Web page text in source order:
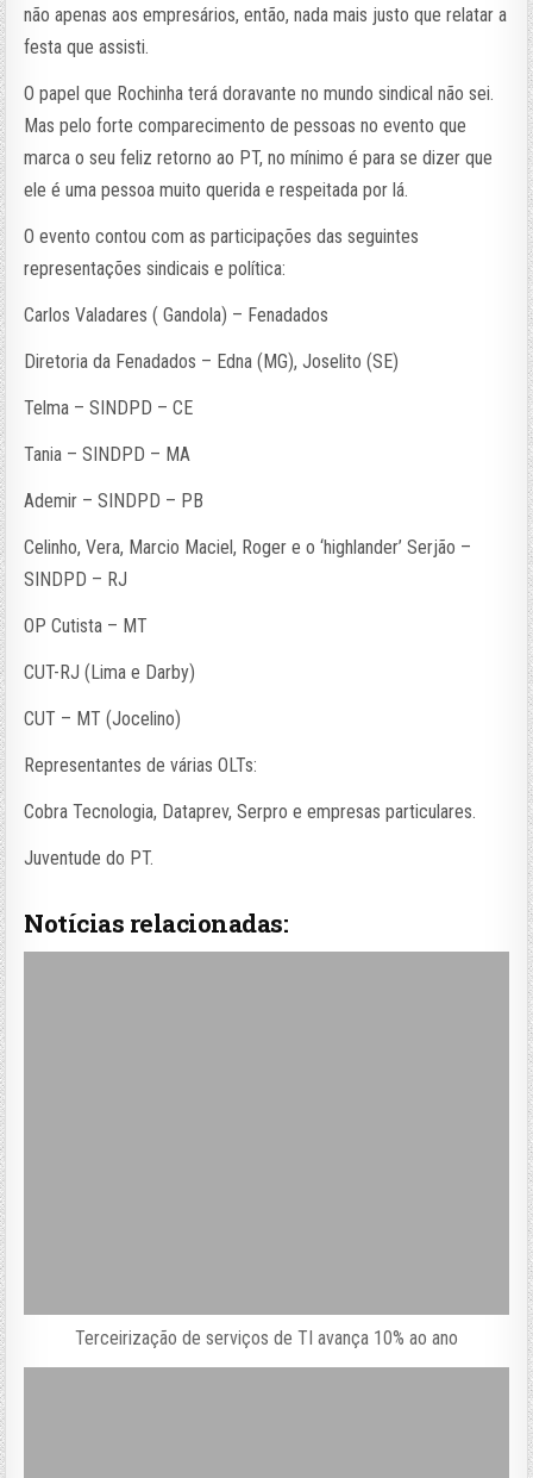
não apenas aos empresários, então, nada mais justo que relatar a
festa que assisti.
O papel que Rochinha terá doravante no mundo sindical não sei.
Mas pelo forte comparecimento de pessoas no evento que
marca o seu feliz retorno ao PT, no mínimo é para se dizer que
ele é uma pessoa muito querida e respeitada por lá.
O evento contou com as participações das seguintes
representações sindicais e política:
Carlos Valadares ( Gandola) – Fenadados
Diretoria da Fenadados – Edna (MG), Joselito (SE)
Telma – SINDPD – CE
Tania – SINDPD – MA
Ademir – SINDPD – PB
Celinho, Vera, Marcio Maciel, Roger e o ‘highlander’ Serjão –
SINDPD – RJ
OP Cutista – MT
CUT-RJ (Lima e Darby)
CUT – MT (Jocelino)
Representantes de várias OLTs:
Cobra Tecnologia, Dataprev, Serpro e empresas particulares.
Juventude do PT.
Notícias relacionadas:
Terceirização de serviços de TI avança 10% ao ano